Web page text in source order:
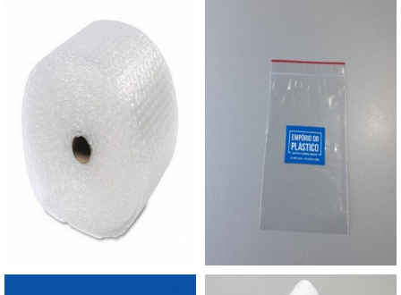
saber mais informações, basta solicitar um
orçamento..
para realçar o produto.MAIS INFORMAÇÕES
RELEVANTES SOBRE O PRODUTOCom ele, é
possível deixar a mercadoria exposta para o
consumidor e protegê-la ao mesmo tempo. É por
isso que o saco personalizado é conhecido como
um dos mais vendidos, pois mesmo diante de
todos os benefícios, o preço costuma ser
reduzido. O produto é muito utilizado nos ramos:
Alimenticio; Confecção; Produtos agrícolas; Entre
outros.No caso de produtos que precisem de
segurança extra, a indicação é utilizar o
permanente. Com este adesivo, é necessário
danificar a embalagem para violá-lo. Já no caso